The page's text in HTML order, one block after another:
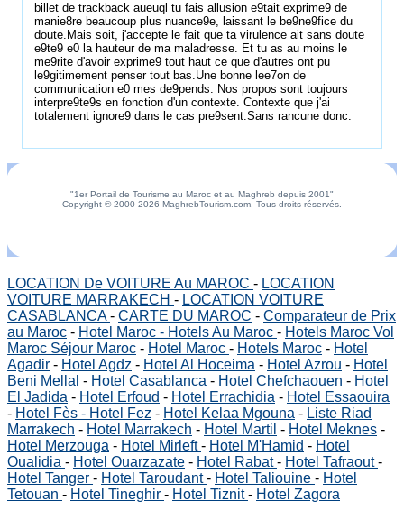
billet de trackback aueuql tu fais allusion e9tait exprime9 de
manie8re beaucoup plus nuance9e, laissant le be9ne9fice du
doute.Mais soit, j'accepte le fait que ta virulence ait sans doute
e9te9 e0 la hauteur de ma maladresse. Et tu as au moins le
me9rite d'avoir exprime9 tout haut ce que d'autres ont pu
le9gitimement penser tout bas.Une bonne lee7on de
communication e0 mes de9pends. Nos propos sont toujours
interpre9te9s en fonction d'un contexte. Contexte que j'ai
totalement ignore9 dans le cas pre9sent.Sans rancune donc.
"1er Portail de Tourisme au Maroc et au Maghreb depuis 2001"
Copyright © 2000-2026 MaghrebTourism.com, Tous droits réservés.
LOCATION De VOITURE Au MAROC - LOCATION
VOITURE MARRAKECH - LOCATION VOITURE
CASABLANCA- CARTE DU MAROC - Comparateur de Prix
au Maroc - Hotel Maroc - Hotels Au Maroc - Hotels Maroc Vol
Maroc Séjour Maroc - Hotel Maroc - Hotels Maroc - Hotel
Agadir - Hotel Agdz - Hotel Al Hoceima - Hotel Azrou - Hotel
Beni Mellal - Hotel Casablanca - Hotel Chefchaouen - Hotel
El Jadida - Hotel Erfoud - Hotel Errachidia - Hotel Essaouira
- Hotel Fès - Hotel Fez - Hotel Kelaa Mgouna - Liste Riad
Marrakech - Hotel Marrakech - Hotel Martil - Hotel Meknes -
Hotel Merzouga - Hotel Mirleft- Hotel M'Hamid - Hotel
Oualidia - Hotel Ouarzazate - Hotel Rabat- Hotel Tafraout-
Hotel Tanger - Hotel Taroudant- Hotel Taliouine - Hotel
Tetouan - Hotel Tineghir - Hotel Tiznit- Hotel Zagora